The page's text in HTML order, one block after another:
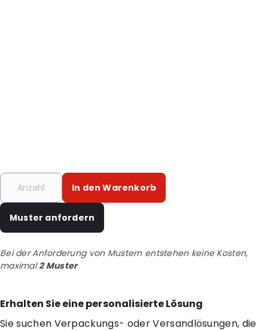
In den Warenkorb
Muster anfordern
Bei der Anforderung von Mustern entstehen keine Kosten,
maximal2 Muster
Erhalten Sie eine personalisierte Lösung
Sie suchen Verpackungs- oder Versandlösungen, die